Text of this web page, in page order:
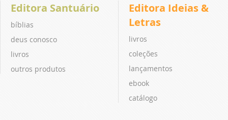
Editora Santuário
bíblias
deus conosco
livros
outros produtos
Editora Ideias &
Letras
livros
coleções
lançamentos
ebook
catálogo